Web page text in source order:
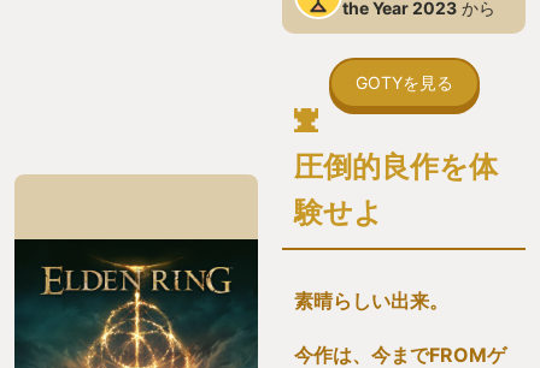
the Year 2023 から
GOTYを見る
圧倒的良作を体
験せよ
素晴らしい出来。
今作は、今までFROMゲ